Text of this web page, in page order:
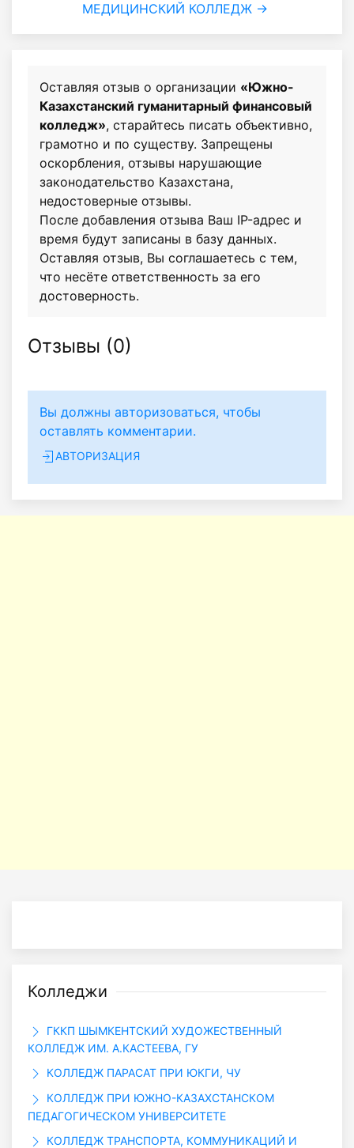
МЕДИЦИНСКИЙ КОЛЛЕДЖ →
Оставляя отзыв о организации «Южно-
Казахстанский гуманитарный финансовый
колледж», старайтесь писать объективно,
грамотно и по существу. Запрещены
оскорбления, отзывы нарушающие
законодательство Казахстана,
недостоверные отзывы.
После добавления отзыва Ваш IP-адрес и
время будут записаны в базу данных.
Оставляя отзыв, Вы соглашаетесь с тем,
что несёте ответственность за его
достоверность.
Отзывы (0)
Вы должны авторизоваться, чтобы
оставлять комментарии.
АВТОРИЗАЦИЯ
Колледжи
ГККП ШЫМКЕНТСКИЙ ХУДОЖЕСТВЕННЫЙ
КОЛЛЕДЖ ИМ. А.КАСТЕЕВА, ГУ
КОЛЛЕДЖ ПАРАСАТ ПРИ ЮКГИ, ЧУ
КОЛЛЕДЖ ПРИ ЮЖНО-КАЗАХСТАНСКОМ
ПЕДАГОГИЧЕСКОМ УНИВЕРСИТЕТЕ
КОЛЛЕДЖ ТРАНСПОРТА, КОММУНИКАЦИЙ И